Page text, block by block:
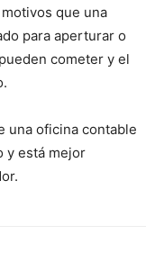
que una
para aperturar o
cometer y el
una oficina contable
y está mejor